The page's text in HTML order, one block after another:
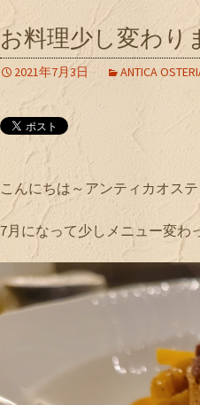
お料理少し変わり
2021年7月3日 ANTICA
こんにちは～アンティカオス
7月になって少しメニュー変わ